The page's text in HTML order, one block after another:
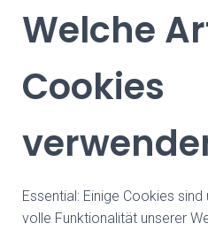
Welche
Cookies
Essential: Einige Cookies
volle Funktionalität unserer